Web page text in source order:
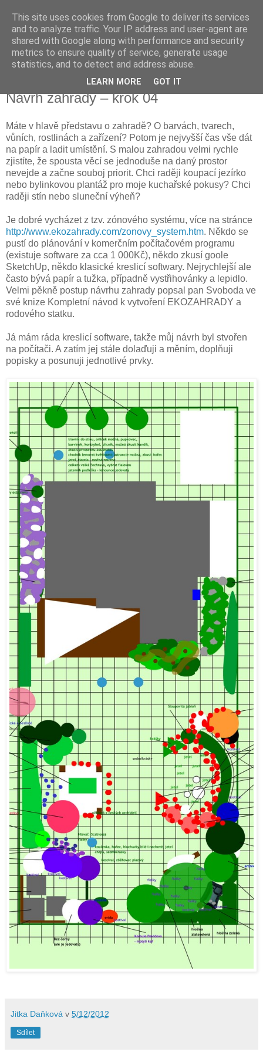
Vysněná zahrada
Blog o plánování a realizování vysněné zahrady.
sobota 12. května 2012
Návrh zahrady – krok 04
Máte v hlavě představu o zahradě? O barvách, tvarech,
vůních, rostlinách a zařízení? Potom je nejvyšší čas vše dát
na papír a ladit umístění. S malou zahradou velmi rychle
zjistíte, že spousta věcí se jednoduše na daný prostor
nevejde a začne souboj priorit. Chci raději koupací jezírko
nebo bylinkovou plantáž pro moje kuchařské pokusy? Chci
raději stín nebo sluneční výheň?
Je dobré vycházet z tzv. zónového systému, více na stránce
http://www.ekozahrady.com/zonovy_system.htm. Někdo se
pustí do plánování v komerčním počítačovém programu
(existuje software za cca 1 000Kč), někdo zkusí goole
SketchUp, někdo klasické kreslicí softwary. Nejrychlejší ale
často bývá papír a tužka, případně vystřihovánky a lepidlo.
Velmi pěkně postup návrhu zahrady popsal pan Svoboda ve
své knize Kompletní návod k vytvoření EKOZAHRADY a
rodového statku.
Já mám ráda kreslicí software, takže můj návrh byl stvořen
na počítači. A zatím jej stále dolaďuji a měním, doplňuji
popisky a posunuji jednotlivé prvky.
Jitka Daňková v 5/12/2012
Sdílet
This site uses cookies from Google to deliver its services
and to analyze traffic. Your IP address and user-agent are
shared with Google along with performance and security
metrics to ensure quality of service, generate usage
statistics, and to detect and address abuse.
LEARN MORE GOT IT